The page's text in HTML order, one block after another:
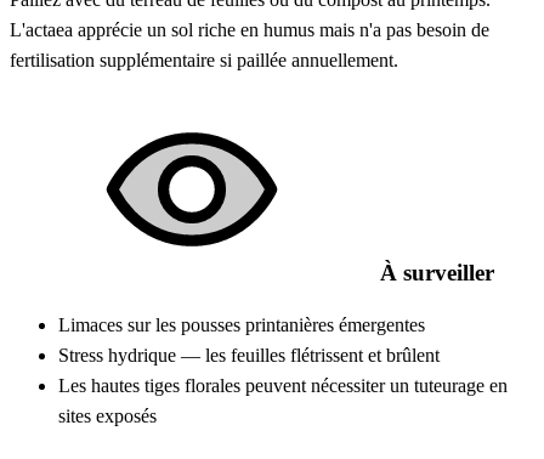
L'actaea apprécie un sol riche en humus mais n'a pas besoin de
fertilisation supplémentaire si paillée annuellement.
À surveiller
Limaces sur les pousses printanières émergentes
Stress hydrique — les feuilles flétrissent et brûlent
Les hautes tiges florales peuvent nécessiter un tuteurage en
sites exposés